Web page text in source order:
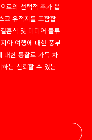
로의 선택적 추가 옵
코 유적지를 포함합
혼식 및 미디어 물류
아 여행에 대한 풍부
대한 통찰로 가득 차
는 신뢰할 수 있는